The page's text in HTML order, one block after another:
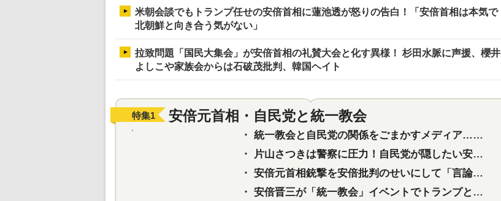
米朝会談でもトランプ任せの安倍首相に蓮池透が怒りの告白！「安倍首相は本気で
北朝鮮と向き合う気がない」
拉致問題「国民大集会」が安倍首相の礼賛大会と化す異様！ 杉田水脈に声援、櫻井
よしこや家族会からは石破茂批判、韓国ヘイト
特集1 安倍元首相・自民党と統一教会
・ 統一教会と自民党の関係をごまかすメディア…民放は有田芳生に発言自粛を要求
・
片山さつきは警察に圧力！自民党が隠したい安倍元首相と統一教会の深い関係
・ 安倍元首相銃撃を安倍批判のせいにして「言論封殺」に利用する自民党応援団
・ 安倍晋三が「統一教会」イベントでトランプと演説！同性婚や夫婦別姓を攻撃